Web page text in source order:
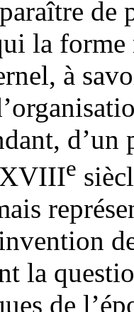
de
la forme
à
XVIIIe
la
de